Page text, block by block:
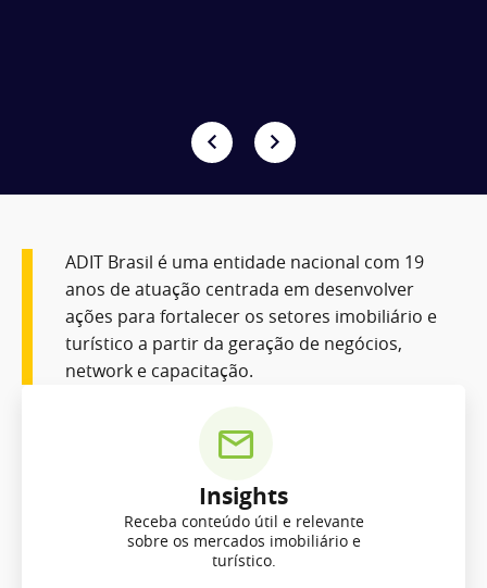
ADIT Brasil é uma entidade nacional com 19
anos de atuação centrada em desenvolver
ações para fortalecer os setores imobiliário e
turístico a partir da geração de negócios,
network e capacitação.
Insights
Receba conteúdo útil e relevante
sobre os mercados imobiliário e
turístico.